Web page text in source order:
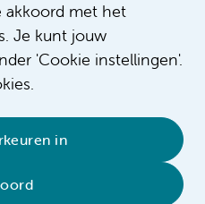
akkoord met het
Je kunt jouw
'Cookie instellingen'.
in
Sitemap